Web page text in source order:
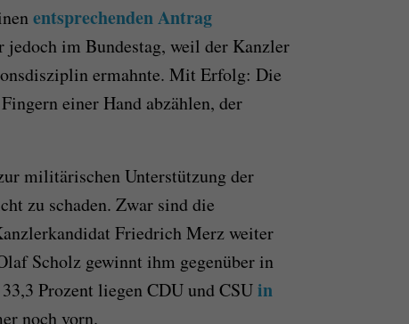
entsprechenden Antrag
jedoch im Bundestag, weil der Kanzler
ermahnte. Mit Erfolg: Die
einer Hand abzählen, der
militärischen Unterstützung der
zu schaden. Zwar sind die
Friedrich Merz weiter
Scholz gewinnt ihm gegenüber in
Prozent liegen CDU und CSUin
noch vorn.